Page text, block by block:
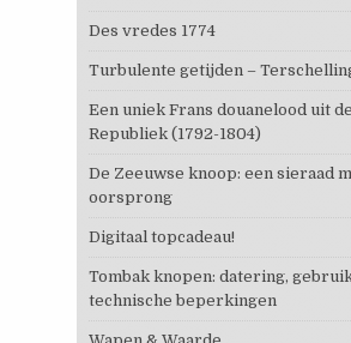
Des vredes 1774
Turbulente getijden –
Een uniek Frans douanelood uit
Republiek (1792-1804)
De Zeeuwse knoop: een sieraad
oorsprong
Digitaal topcadeau!
Tombak knopen: datering,
technische beperkingen